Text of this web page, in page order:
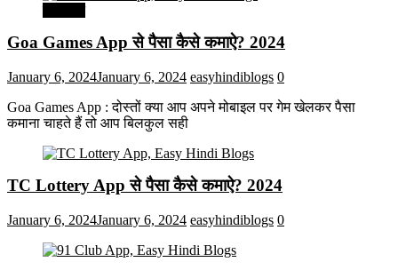
Goa Games App से पैसा कैसे कमाऐ? 2024
January 6, 2024January 6, 2024 easyhindiblogs 0
Goa Games App : दोस्तों क्या आप अपने मोबाइल पर गेम खेलकर पैसा
कमाना चाहते हैं तो आप बिलकुल सही
TC Lottery App से पैसा कैसे कमाऐ? 2024
January 6, 2024January 6, 2024 easyhindiblogs 0